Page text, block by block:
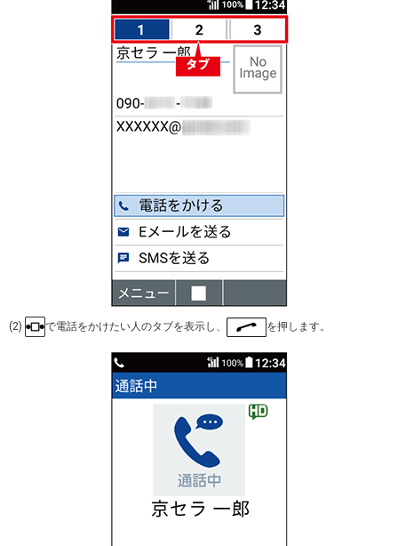
(2) で電話をかけたい人のタブを表示し、 を押します。